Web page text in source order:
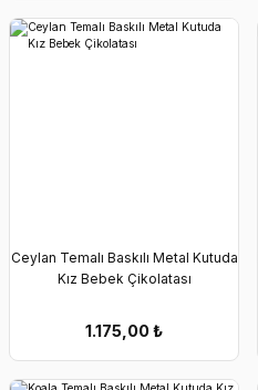
Ceylan Temalı Baskılı Metal Kutuda
Kız Bebek Çikolatası
1.175,00₺